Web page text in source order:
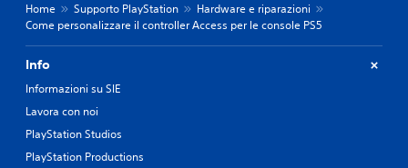
Home Supporto PlayStation
Hardware e riparazioni
Come personalizzare il controller Access per le console PS5
Info
Informazioni su SIE
Lavora con noi
PlayStation Studios
PlayStation Productions